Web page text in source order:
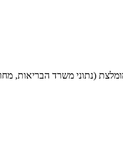
(נתוני משרד הבריאות,